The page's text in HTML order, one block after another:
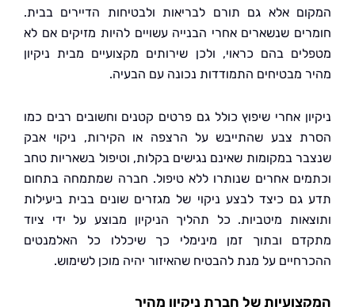
אלא גם תורם לבריאות ולבטיחות הדיירים בבית.
שנשארים אחרי הבנייה עשויים להיות מזיקים אם לא
בהם כראוי, ולכן שירותים מקצועיים מבית ניקיון
מבטיחים התמודדות נכונה עם הבעיה.
אחרי שיפוץ כולל גם פרטים קטנים וחשובים רבים כמו
צבע שהתייבש על הרצפה או הקירות, ניקוי אבק
במקומות שאינם נגישים בקלות, וטיפול בשאריות טחב
אחרים שנותרו ללא טיפול. חברה שמתמחה בתחום
כיצד לבצע ניקוי של מגזרים שונים בבית ביעילות
מיטביות. כל תהליך הניקיון מבוצע על ידי ציוד
ובתוך זמן מינימלי כך שיכללו כל האלמנטים
על מנת להבטיח שהאיזור יהיה מוכן לשימוש.
של חברת ניקיון מהיר